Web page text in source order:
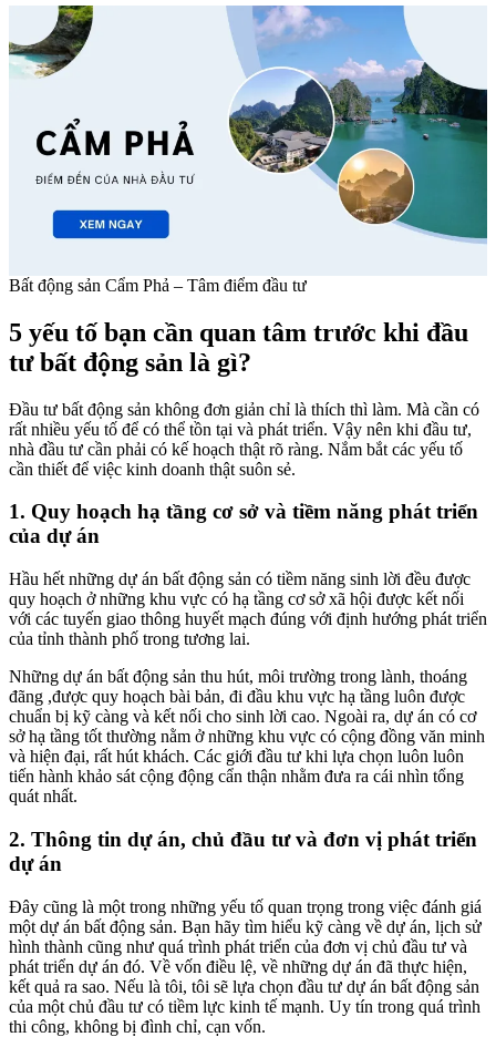
Bất động sản Cẩm Phả – Tâm điểm đầu tư
5 yếu tố bạn cần quan tâm trước khi đầu
tư bất động sản là gì?
Đầu tư bất động sản không đơn giản chỉ là thích thì làm. Mà cần có
rất nhiều yếu tố để có thể tồn tại và phát triển. Vậy nên khi đầu tư,
nhà đầu tư cần phải có kế hoạch thật rõ ràng. Nắm bắt các yếu tố
cần thiết để việc kinh doanh thật suôn sẻ.
1. Quy hoạch hạ tầng cơ sở và tiềm năng phát triển
của dự án
Hầu hết những dự án bất động sản có tiềm năng sinh lời đều được
quy hoạch ở những khu vực có hạ tầng cơ sở xã hội được kết nối
với các tuyến giao thông huyết mạch đúng với định hướng phát triển
của tỉnh thành phố trong tương lai.
Những dự án bất động sản thu hút, môi trường trong lành, thoáng
đãng ,được quy hoạch bài bản, đi đầu khu vực hạ tầng luôn được
chuẩn bị kỹ càng và kết nối cho sinh lời cao. Ngoài ra, dự án có cơ
sở hạ tầng tốt thường nằm ở những khu vực có cộng đồng văn minh
và hiện đại, rất hút khách. Các giới đầu tư khi lựa chọn luôn luôn
tiến hành khảo sát cộng động cẩn thận nhằm đưa ra cái nhìn tổng
quát nhất.
2. Thông tin dự án, chủ đầu tư và đơn vị phát triển
dự án
Đây cũng là một trong những yếu tố quan trọng trong việc đánh giá
một dự án bất động sản. Bạn hãy tìm hiểu kỹ càng về dự án, lịch sử
hình thành cũng như quá trình phát triển của đơn vị chủ đầu tư và
phát triển dự án đó. Về vốn điều lệ, về những dự án đã thực hiện,
kết quả ra sao. Nếu là tôi, tôi sẽ lựa chọn đầu tư dự án bất động sản
của một chủ đầu tư có tiềm lực kinh tế mạnh. Uy tín trong quá trình
thi công, không bị đình chỉ, cạn vốn.